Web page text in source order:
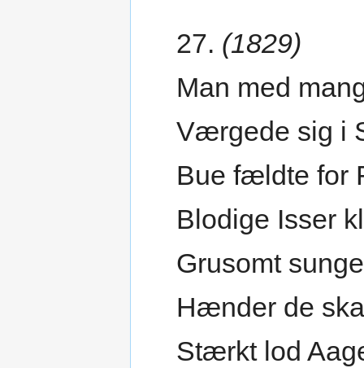
27. (1829)
Man med
Værgede sig i
Bue fældte for
Blodige Isser
Grusomt
Hænder de
Stærkt lod